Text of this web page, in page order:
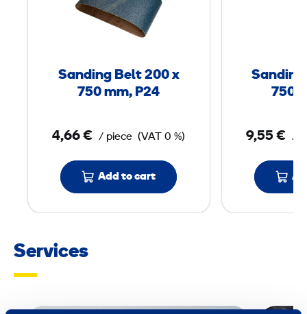
d
i
g
t
2
0
0
Sanding Belt 200 x
750 mm, P24
4,66 € / piece (VAT 0 %)
Add to cart
750
9,55 € /
Services